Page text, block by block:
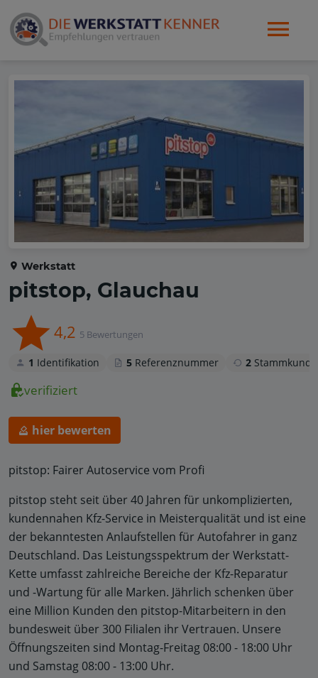
Werkstatt
pitstop, Glauchau
4,2 5 Bewertungen
1 Identifikation 5 Referenznummer 2 Stammkunde
verifiziert
hier bewerten
pitstop: Fairer Autoservice vom Profi
pitstop steht seit über 40 Jahren für unkomplizierten,
kundennahen Kfz-Service in Meisterqualität und ist eine
der bekanntesten Anlaufstellen für Autofahrer in ganz
Deutschland. Das Leistungsspektrum der Werkstatt-
Kette umfasst zahlreiche Bereiche der Kfz-Reparatur
und -Wartung für alle Marken. Jährlich schenken über
eine Million Kunden den pitstop-Mitarbeitern in den
bundesweit über 300 Filialen ihr Vertrauen. Unsere
Öffnungszeiten sind Montag-Freitag 08:00 - 18:00 Uhr
und Samstag 08:00 - 13:00 Uhr.